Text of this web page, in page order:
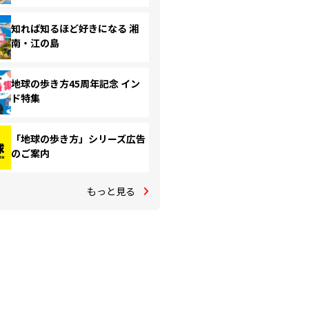
知れば知るほど好きになる 湘
南・江の島
地球の歩き方45周年記念 イン
ド特集
「地球の歩き方」シリーズ広告
のご案内
もっと見る